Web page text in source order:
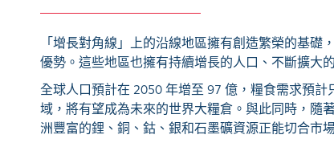
「增長對角線」上的沿線地區擁有創造繁榮的基
優勢。這些地區也擁有持續增長的人口、不斷擴大
全球人口預計在 2050 年增至 97 億，糧食需求預
域，將有望成為未來的世界大糧倉。與此同時，隨
洲豐富的鋰、銅、鈷、銀和石墨礦資源正能切合市